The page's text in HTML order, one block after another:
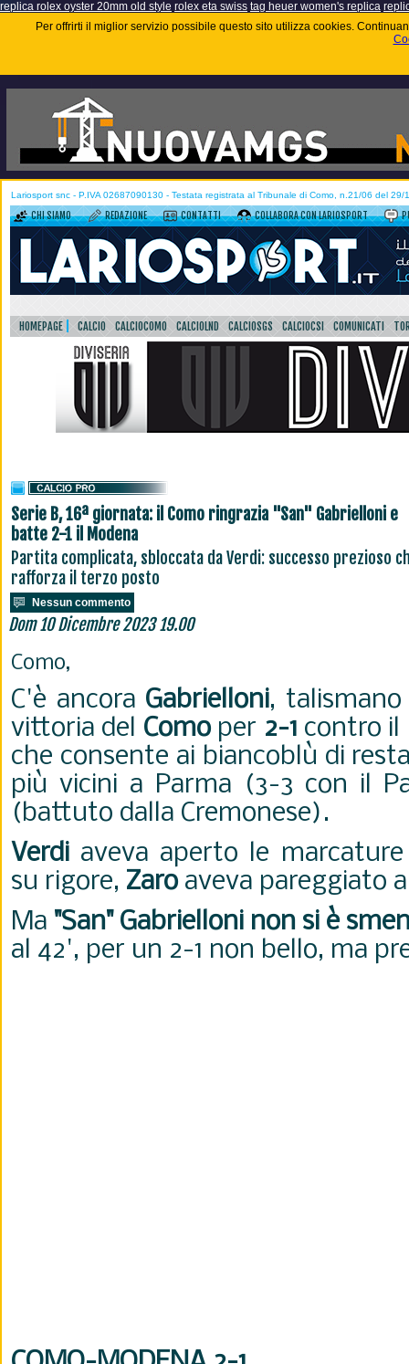
replica rolex oyster 20mm old style rolex eta swiss tag heuer women's replica
Per offrirti il miglior servizio possibile questo sito utilizza cookies.
Lariosport snc - P.IVA 02687090130 - Testata registrata al Tribunale di Como, n.21/06 del 29/
CHI SIAMO REDAZIONE CONTATTI COLLABORA CON LARIOSPORT
HOMEPAGE CALCIO CALCIOCOMO CALCIOLND CALCIOSGS CALCIOCSI COMUNICATI
Serie B, 16ª giornata: il Como ringrazia "San" Gabrielloni e
batte 2-1 il Modena
Partita complicata, sbloccata da Verdi: successo prezioso
rafforza il terzo posto
Nessun commento
Dom 10 Dicembre 2023 19.00
Como,
C'è ancora Gabrielloni, talismano
vittoria del Comoper 2-1 contro il
che consente ai biancoblù di
più vicini a Parma (3-3 con il
(battuto dalla Cremonese).
Verdi aveva aperto le
su rigore, Zaroaveva pareggiato
Ma "San" Gabrielloni non si è
al 42', per un 2-1 non bello, ma